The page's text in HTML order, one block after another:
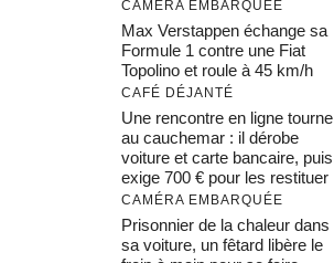
CAMÉRA EMBARQUÉE
Max Verstappen échange sa
Formule 1 contre une Fiat
Topolino et roule à 45 km/h
CAFÉ DÉJANTÉ
Une rencontre en ligne tourne
au cauchemar : il dérobe
voiture et carte bancaire, puis
exige 700 € pour les restituer
CAMÉRA EMBARQUÉE
Prisonnier de la chaleur dans
sa voiture, un fêtard libère le